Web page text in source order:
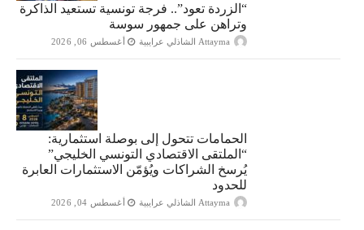
“الزردة تعود”.. فرجة تونسية تستعيد الذاكرة
وتراهن على جمهور سوسة
Attayma الشاذلي عرايبية أغسطس 06, 2026
الحمامات تتحول إلى بوصلة استثمارية:
“الملتقى الاقتصادي التونسي الخليجي”
يُرسخ الشراكات ويُؤمّن الاستثمارات العابرة
للحدود
Attayma الشاذلي عرايبية أغسطس 04, 2026